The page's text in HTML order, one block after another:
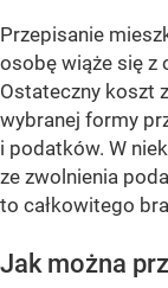
Przepisanie
osobę wiąże się z
Ostateczny koszt
wybranej formy
i podatków. W
ze zwolnienia
to całkowitego
Jak można